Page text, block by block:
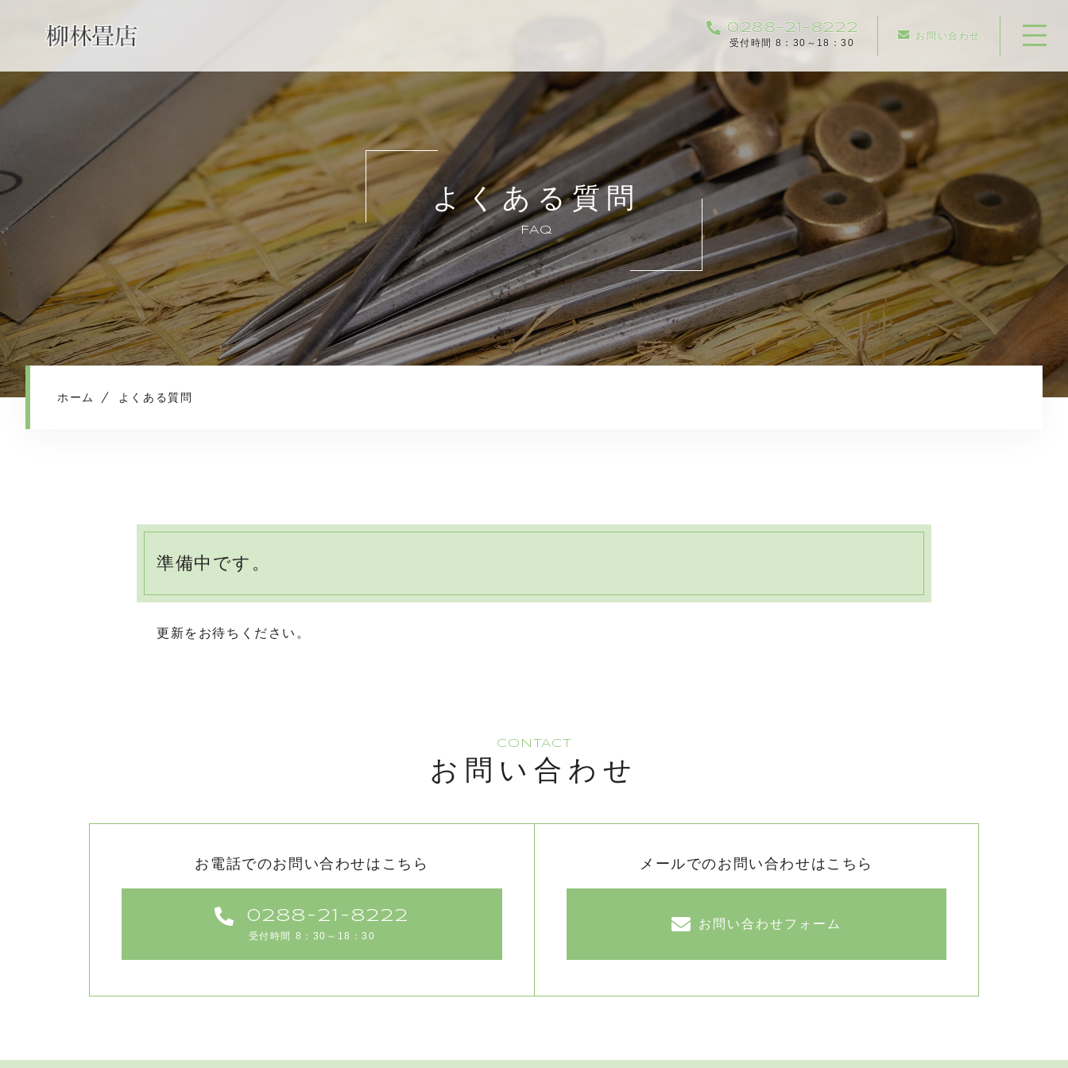
0288-21-8222
受付時間 8：30～18：30
お問い合わせ
ホーム
当店について
キャンペーン
施工メニュー
施工実績
施工の流れ
よくある質問
お知らせ
コンテンツ
よくある質問
FAQ
ホーム よくある質問
準備中です。
更新をお待ちください。
CONTACT
お問い合わせ
お電話でのお問い合わせはこちら
0288-21-8222
受付時間 8：30～18：30
メールでのお問い合わせはこちら
お問い合わせフォーム